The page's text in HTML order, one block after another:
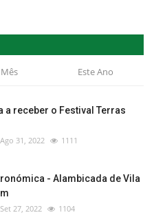
Este Ano
a receber o Festival Terras
Ago 31, 2022 1111
- Alambicada de Vila
Set 27, 2022 1104